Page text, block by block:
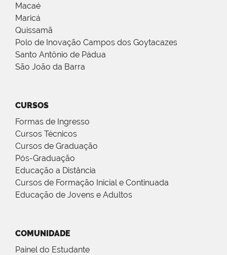
Macaé
Maricá
Quissamã
Polo de Inovação Campos dos Goytacazes
Santo Antônio de Pádua
São João da Barra
CURSOS
Formas de Ingresso
Cursos Técnicos
Cursos de Graduação
Pós-Graduação
Educação a Distância
Cursos de Formação Inicial e Continuada
Educação de Jovens e Adultos
COMUNIDADE
Painel do Estudante